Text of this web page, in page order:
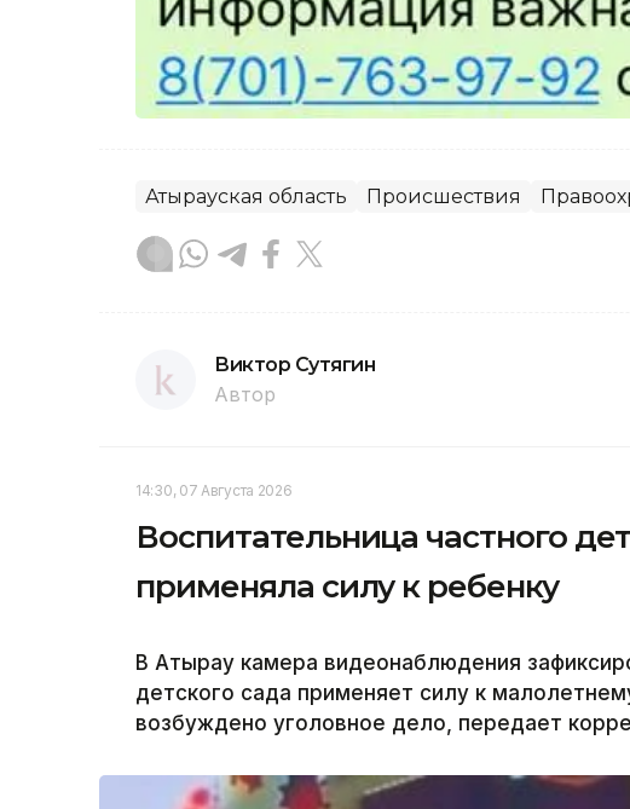
Атырауская область Происшествия
Виктор Сутягин
Автор
14:30, 07 Августа 2026
Воспитательница частного
применяла силу к ребенку
В Атырау камера видеонаблюдения
детского сада применяет силу к
возбуждено уголовное дело, передает